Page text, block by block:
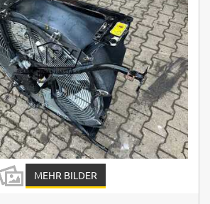
MEHR BILDER